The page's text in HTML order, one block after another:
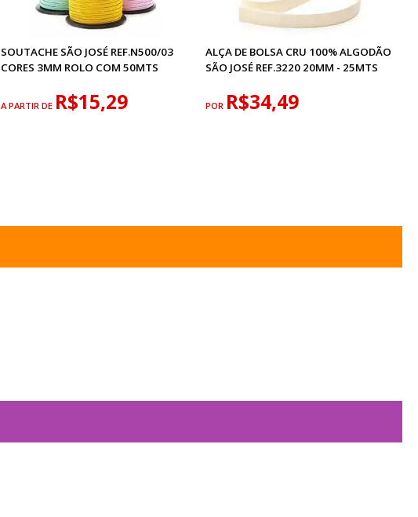
SOUTACHE SÃO JOSÉ REF.N500/03
CORES 3MM ROLO COM 50MTS
A PARTIR DE R$15,29
ALÇA DE BOLSA CRU 100% ALGODÃO
SÃO JOSÉ REF.3220 20MM - 25MTS
POR R$34,49